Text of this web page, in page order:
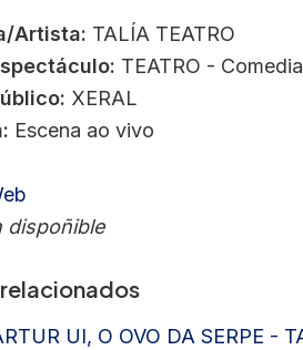
Artista: TALÍA TEATRO
TEATRO - Comedia
XERAL
Escena ao vivo
dispoñible
UI, O OVO DA SERPE -